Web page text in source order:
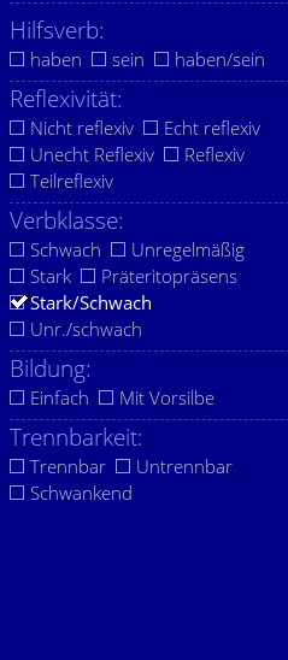
Hilfsverb:
haben sein haben/sein
Reflexivität:
Nicht reflexiv
Echt reflexiv
Unecht Reflexiv
Reflexiv
Teilreflexiv
Verbklasse:
Schwach
Unregelmäßig
Stark
Präteritopräsens
Stark/Schwach
Unr./schwach
Bildung:
Einfach Mit Vorsilbe
Trennbarkeit:
Trennbar
Untrennbar
Schwankend